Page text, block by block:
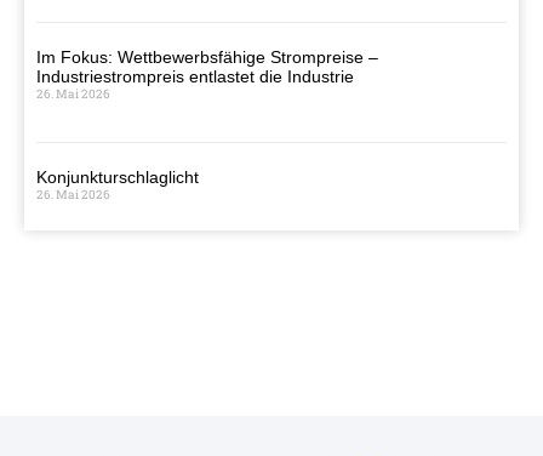
Im Fokus: Wettbewerbsfähige Strompreise –
Industriestrompreis entlastet die Industrie
26. Mai 2026
Konjunkturschlaglicht
26. Mai 2026